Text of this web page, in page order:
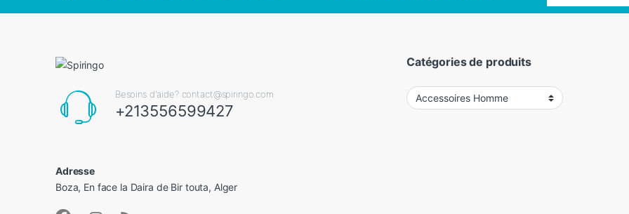
Besoins d'aide? contact@spiringo.com
+213556599427
Adresse
Boza, En face la Daira de Bir touta, Alger
Catégories de produits